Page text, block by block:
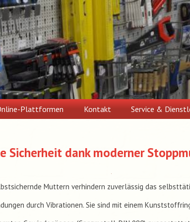
Plattformen Kontakt Service &
dank moderner
Muttern verhindern zuverlässig das
durch Vibrationen. Sie sind mit einem Kunststoffring